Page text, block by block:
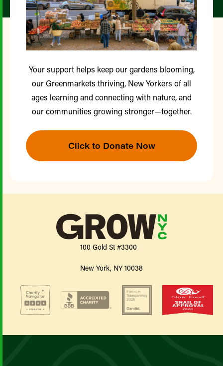
Your support helps keep our gardens blooming,
our Greenmarkets thriving, New Yorkers of all
ages learning and connecting with nature, and
our communities growing stronger—together.
Click to Donate Now
100 Gold St #3300
New York, NY 10038